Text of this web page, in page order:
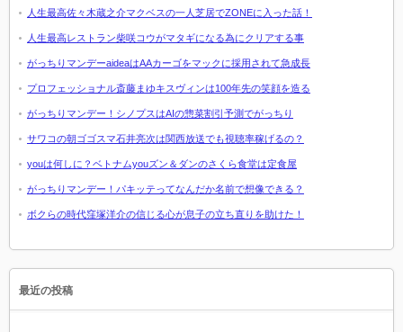
人生最高佐々木蔵之介マクベスの一人芝居でZONEに入った話！
人生最高レストラン柴咲コウがマタギになる為にクリアする事
がっちりマンデーaideaはAAカーゴをマックに採用されて急成長
プロフェッショナル斎藤まゆキスヴィンは100年先の笑顔を造る
がっちりマンデー！シノプスはAIの惣菜割引予測でがっちり
サワコの朝ゴゴスマ石井亮次は関西放送でも視聴率稼げるの？
youは何しに？ベトナムyouズン＆ダンのさくら食堂は定食屋
がっちりマンデー！パキッテってなんだか名前で想像できる？
ボクらの時代窪塚洋介の信じる心が息子の立ち直りを助けた！
最近の投稿